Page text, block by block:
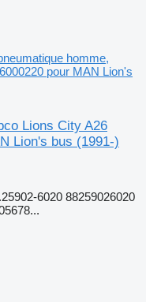
homme,
pour MAN Lion's
Lions City A26
Lion's bus (1991-)
6020 88259026020